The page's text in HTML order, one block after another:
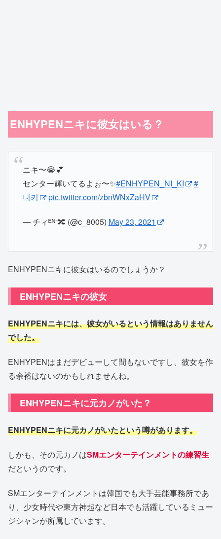
ENHYPENニキに彼女はいる？
ニキ〜😭💕
センター輝いてるよぉ〜✨#ENHYPEN_NI_KI
#
니키
pic.twitter.com/zbnWNxZaHV
— チィᴱᴺ⁻🔀 (@c_8005) May 23, 2021
ENHYPENニキに彼女はいるのでしょうか？
ENHYPENニキの彼女
ENHYPENニキには、彼女がいるという情報はありません
でした。
ENHYPENはまだデビューして間もないですし、彼女を作
る余裕はないのかもしれませんね。
ENHYPENニキに元カノがいた？
ENHYPENニキに元カノがいたという噂があります。
しかも、その元カノはSMエンターテインメントの練習生
だというのです。
SMエンターテインメントは韓国でも大手芸能事務所であ
り、少女時代や東方神起など日本でも活躍しているミュー
ジシャンが所属しています。